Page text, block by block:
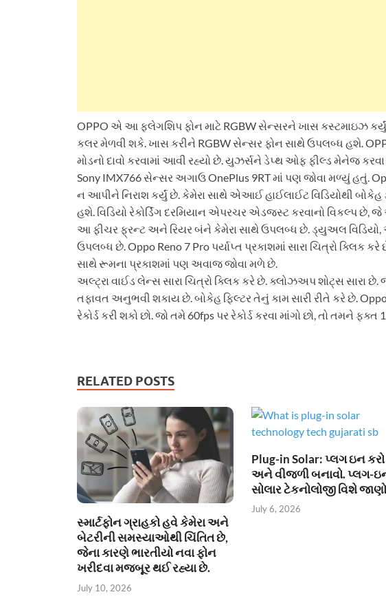
OPPO એ આ ફ્લેગશિપ ફોન માટે RGBW સેન્સરને ખાસ કસ્ટમાઇઝ
કલર મેળવી શકે. ખાસ કરીને RGBW સેન્સર ફોન સાથે ઉપલબ્ધ હશે.
મોડનો દાવો કરવામાં આવી રહ્યો છે. યુઝર્સને ડેપ્થ ઓફ ફીલ્ડ મેનેજ
Sony IMX766 સેન્સર અગાઉ OnePlus 9RT માં પણ જોવા મળ્યું હતું.
ન આપીને નિરાશ કર્યું છે. કેમેરા સાથે એઆઈ હાઈલાઈટ વિડિયોથી
હશે. વિડિયો રેકોર્ડિંગ દરમિયાન એપરચર એડજસ્ટ કરવાનો વિકલ્પ છે, જે
આ ફીચર ફ્રન્ટ અને રિયર બંને કેમેરા સાથે ઉપલબ્ધ છે. ડ્યુઅલ વિડિયો,
ઉપલબ્ધ છે. Oppo Reno 7 Pro પર્યાપ્ત પ્રકાશમાં સારા ચિત્રો ક્લિક કરે
સાથે રૂમના પ્રકાશમાં પણ અવાજ જોવા મળે છે.
અલ્ટ્રા વાઈડ લેન્સ સારા ચિત્રો ક્લિક કરે છે. ક્લોઝઅપ શોટ્સ સારા છે.
તફાવત અનુભવી શકાય છે. બોકેહ ફિલ્ટર તેનું કામ સારી રીતે કરે છે. Oppo
રેકોર્ડ કરી શકો છો. જો તમે 60fps પર રેકોર્ડ કરવા માંગો છો, તો તમને
RELATED POSTS
સ્માર્ટફોન ગ્રાહકો હવે કેમેરા અને
બેટરીની સમસ્યાઓથી ચિંતિત છે,
જેના કારણે ભારતીયો નવા ફોન
ખરીદવા મજબૂર થઈ રહ્યા છે.
July 10, 2026
Plug-in Solar: પ્લગ ઇન કરો
અને વીજળી બનાવો. પ્લગ-
સોલાર ટેકનોલોજી વિશે
July 6, 2026